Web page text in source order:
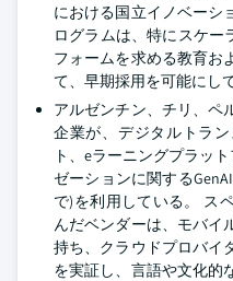
における国立イノベーシ
ログラムは、特にスケー
フォームを求める教育お
て、早期採用を可能にし
アルゼンチン、チリ、ペ
企業が、デジタルトラ
ト、eラーニングプラッ
ゼーションに関する
で)を利用している。 ス
んだベンダーは、モバイ
持ち、クラウドプロバイ
を実証し、言語や文化的